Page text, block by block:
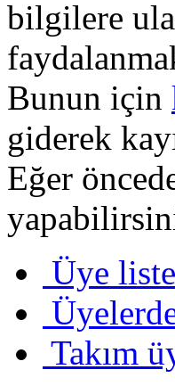
bilgilere
Bunun için
giderek
Eğer
Üye
Takım